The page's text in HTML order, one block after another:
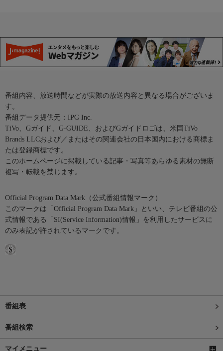
番組内容、放送時間などが実際の放送内容と異なる場合がございま
す。
番組データ提供元：IPG Inc.
TiVo、Gガイド、G-GUIDE、およびGガイドロゴは、米国TiVo
Brands LLCおよび／またはその関連会社の日本国内における商標ま
たは登録商標です。
このホームページに掲載している記事・写真等あらゆる素材の無断
複写・転載を禁じます。
Official Program Data Mark（公式番組情報マーク）
このマークは「Official Program Data Mark」といい、テレビ番組の公
式情報である「SI(Service Information)情報」を利用したサービスに
のみ表記が許されているマークです。
番組表
番組検索
マイメニュー